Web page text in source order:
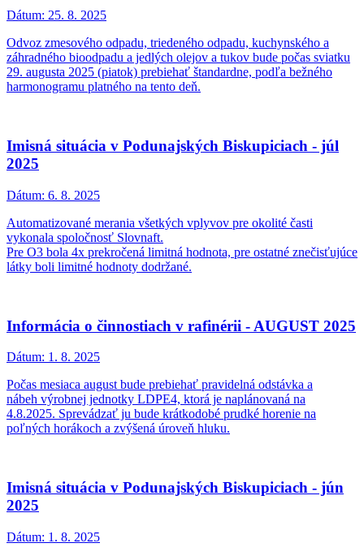
Dátum: 25. 8. 2025
Odvoz zmesového odpadu, triedeného odpadu, kuchynského a
záhradného bioodpadu a jedlých olejov a tukov bude počas sviatku
29. augusta 2025 (piatok) prebiehať štandardne, podľa bežného
harmonogramu platného na tento deň.
Imisná situácia v Podunajských Biskupiciach - júl
2025
Dátum: 6. 8. 2025
Automatizované merania všetkých vplyvov pre okolité časti
vykonala spoločnosť Slovnaft.
Pre O3 bola 4x prekročená limitná hodnota, pre ostatné znečisťujúce
látky boli limitné hodnoty dodržané.
Informácia o činnostiach v rafinérii - AUGUST 2025
Dátum: 1. 8. 2025
Počas mesiaca august bude prebiehať pravidelná odstávka a
nábeh výrobnej jednotky LDPE4, ktorá je naplánovaná na
4.8.2025. Sprevádzať ju bude krátkodobé prudké horenie na
poľných horákoch a zvýšená úroveň hluku.
Imisná situácia v Podunajských Biskupiciach - jún
2025
Dátum: 1. 8. 2025